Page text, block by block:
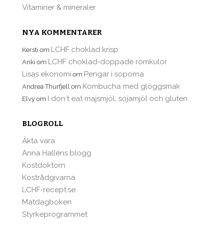
Vitaminer & mineraler
NYA KOMMENTARER
Kersti om LCHF choklad krisp
Anki om LCHF choklad-doppade romkulor
Lisas ekonomi om Pengar i soporna
Andrea Thurfjell om Kombucha med glöggsmak
Elvy om I don´t eat majsmjöl, sojamjöl och gluten
BLOGROLL
Äkta vara
Anna Halléns blogg
Kostdoktorn
Kostrådgivarna
LCHF-recept.se
Matdagboken
Styrkeprogrammet